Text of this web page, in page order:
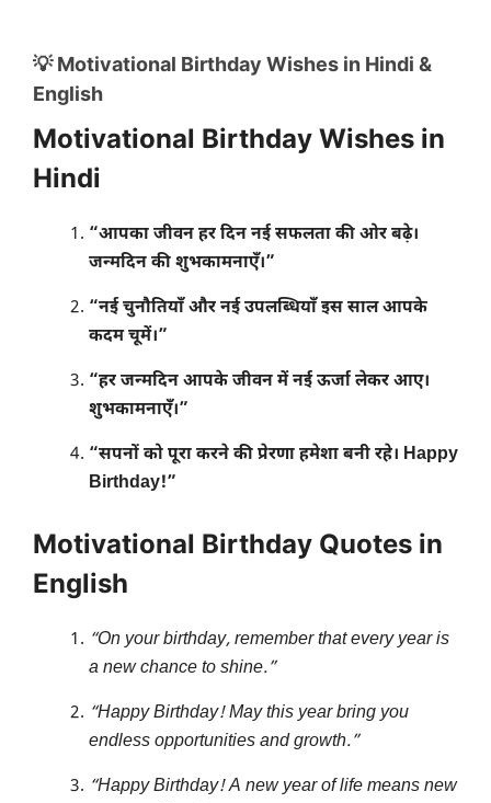
💡 Motivational Birthday Wishes in Hindi &
English
Motivational Birthday Wishes in
Hindi
“आपका जीवन हर दिन नई सफलता की ओर बढ़े।
जन्मदिन की शुभकामनाएँ।”
“नई चुनौतियाँ और नई उपलब्धियाँ इस साल आपके
कदम चूमें।”
“हर जन्मदिन आपके जीवन में नई ऊर्जा लेकर आए।
शुभकामनाएँ।”
“सपनों को पूरा करने की प्रेरणा हमेशा बनी रहे। Happy
Birthday!”
Motivational Birthday Quotes in
English
“On your birthday, remember that every year is
a new chance to shine.”
“Happy Birthday! May this year bring you
endless opportunities and growth.”
“Happy Birthday! A new year of life means new